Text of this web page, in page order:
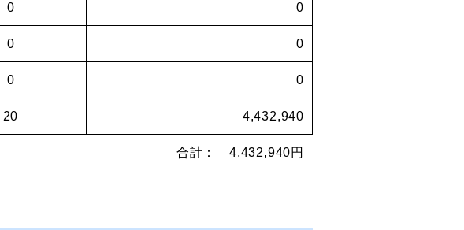
0 0
0 0
0 0
20 4,432,940
合計： 4,432,940円